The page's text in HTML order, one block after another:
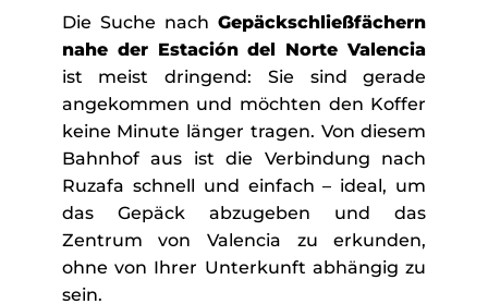
Die Suche nachGepäckschließfächern
nahe der Estación del Norte Valencia
ist meist dringend: Sie sind gerade
angekommen und möchten den Koffer
keine Minute länger tragen. Von diesem
Bahnhof aus ist die Verbindung nach
Ruzafa schnell und einfach – ideal, um
das Gepäck abzugeben und das
Zentrum von Valencia zu erkunden,
ohne von Ihrer Unterkunft abhängig zu
sein.